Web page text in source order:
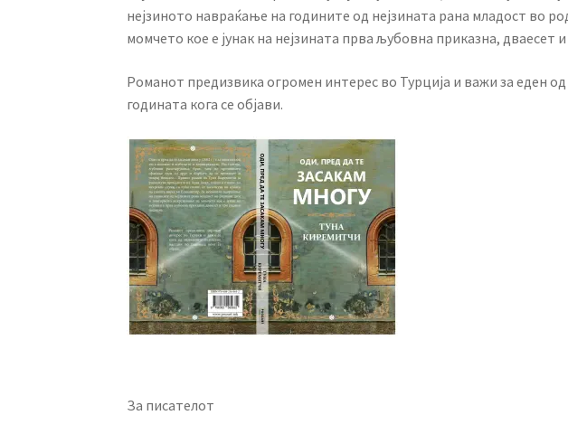
нејзиното навраќање на годините од нејзината рана младост во
момчето кое е јунак на нејзината прва љубовна приказна,
Романот предизвика огромен интерес во Турција и важи за еден
годината кога се објави.
За писателот